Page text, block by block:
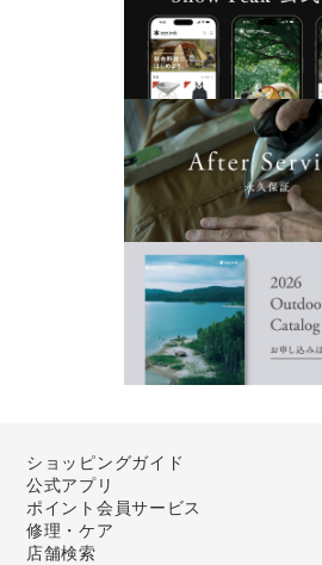
ショッピングガイド
公式アプリ
ポイント会員サービス
修理・ケア
店舗検索